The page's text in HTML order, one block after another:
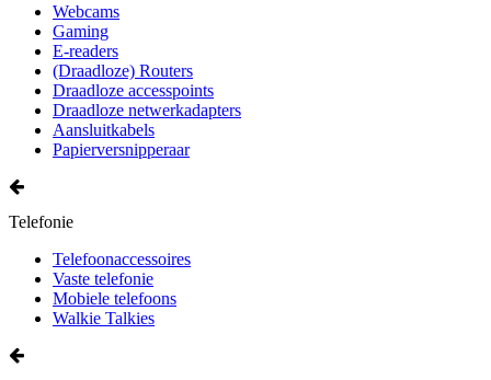
Webcams
Gaming
E-readers
(Draadloze) Routers
Draadloze accesspoints
Draadloze netwerkadapters
Aansluitkabels
Papierversnipperaar
Telefonie
Telefoonaccessoires
Vaste telefonie
Mobiele telefoons
Walkie Talkies